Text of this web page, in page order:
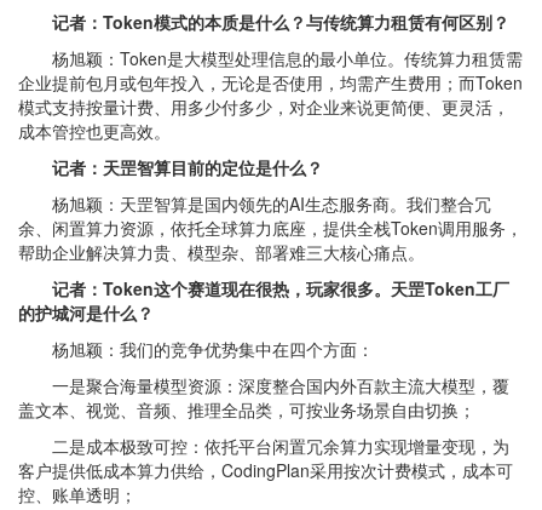
记者：Token模式的本质是什么？与传统算力租赁有何区别？
杨旭颖：Token是大模型处理信息的最小单位。传统算力租赁需
企业提前包月或包年投入，无论是否使用，均需产生费用；而Token
模式支持按量计费、用多少付多少，对企业来说更简便、更灵活，
成本管控也更高效。
记者：天罡智算目前的定位是什么？
杨旭颖：天罡智算是国内领先的AI生态服务商。我们整合冗
余、闲置算力资源，依托全球算力底座，提供全栈Token调用服务，
帮助企业解决算力贵、模型杂、部署难三大核心痛点。
记者：Token这个赛道现在很热，玩家很多。天罡Token工厂
的护城河是什么？
杨旭颖：我们的竞争优势集中在四个方面：
一是聚合海量模型资源：深度整合国内外百款主流大模型，覆
盖文本、视觉、音频、推理全品类，可按业务场景自由切换；
二是成本极致可控：依托平台闲置冗余算力实现增量变现，为
客户提供低成本算力供给，CodingPlan采用按次计费模式，成本可
控、账单透明；